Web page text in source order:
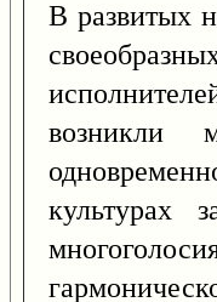
В развитых
возникли
культурах